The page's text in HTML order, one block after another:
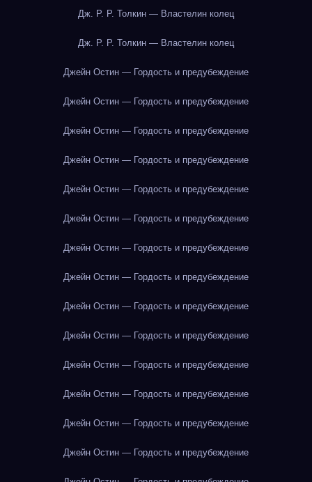
Дж. Р. Р. Толкин — Властелин колец
Дж. Р. Р. Толкин — Властелин колец
Джейн Остин — Гордость и предубеждение
Джейн Остин — Гордость и предубеждение
Джейн Остин — Гордость и предубеждение
Джейн Остин — Гордость и предубеждение
Джейн Остин — Гордость и предубеждение
Джейн Остин — Гордость и предубеждение
Джейн Остин — Гордость и предубеждение
Джейн Остин — Гордость и предубеждение
Джейн Остин — Гордость и предубеждение
Джейн Остин — Гордость и предубеждение
Джейн Остин — Гордость и предубеждение
Джейн Остин — Гордость и предубеждение
Джейн Остин — Гордость и предубеждение
Джейн Остин — Гордость и предубеждение